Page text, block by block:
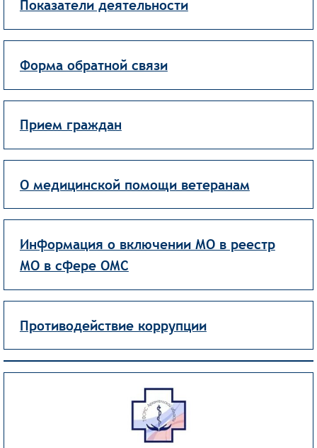
Показатели деятельности
Форма обратной связи
Прием граждан
О медицинской помощи ветеранам
Информация о включении МО в реестр
МО в сфере ОМС
Противодействие коррупции